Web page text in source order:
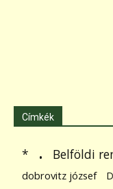
Címkék
* . Belföldi
dobrovitz józsef